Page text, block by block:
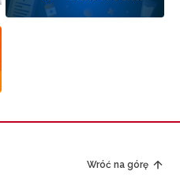
Wróć na górę